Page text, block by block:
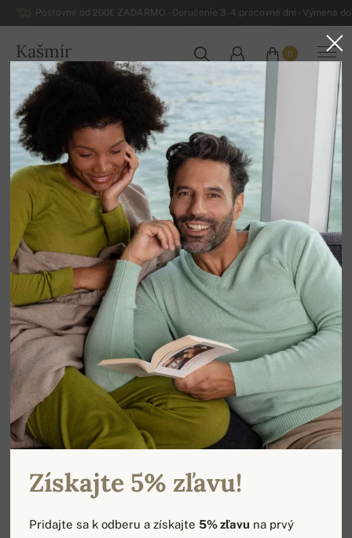
Poštovné od 200€ ZADARMO - Doručenie 3-4 pracovné dni - Výmena
Kašmír
SLOVENSKO
0
Domov
Luxusné dámske kašmírové svetre
Dámske kašmírové svetre na zips
Získajte 5% zľavu!
Pridajte sa k odberu a získajte5% zľavu na prvý